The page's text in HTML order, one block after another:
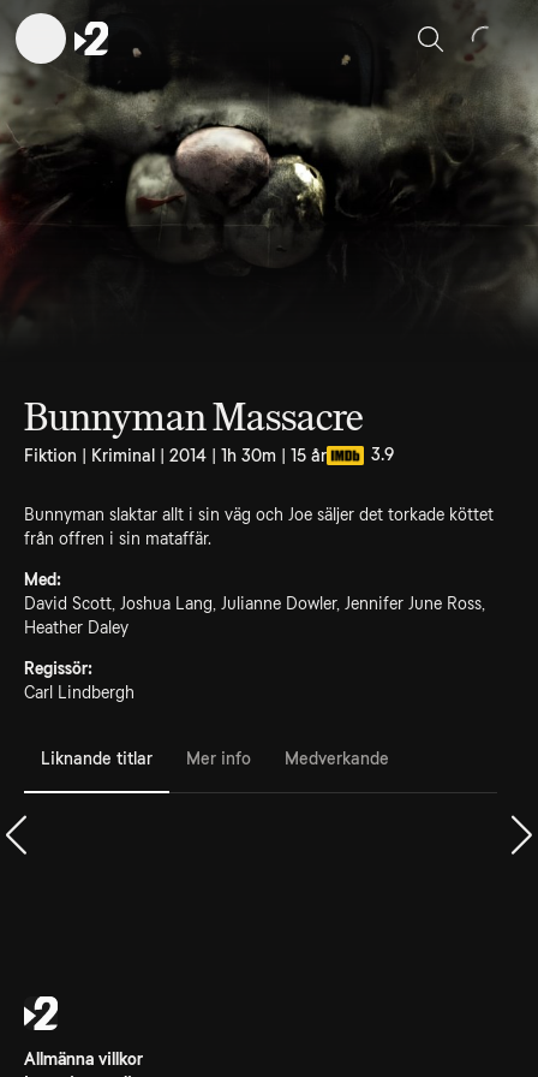
Sök
Bunnyman Massacre
Fiktion | Kriminal | 2014 | 1h 30m | 15 år 3.9
Bunnyman slaktar allt i sin väg och Joe säljer det torkade köttet
från offren i sin mataffär.
Med:
David Scott, Joshua Lang, Julianne Dowler, Jennifer June Ross,
Heather Daley
Regissör:
Carl Lindbergh
Liknande titlar Mer info Medverkande
Allmänna villkor